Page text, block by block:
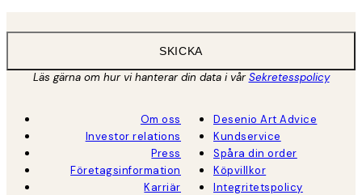
SKICKA
Läs gärna om hur vi hanterar din data i vårSekretesspolicy
Om oss
Investor relations
Press
Företagsinformation
Karriär
Desenio Art Advice
Kundservice
Spåra din order
Köpvillkor
Integritetspolicy